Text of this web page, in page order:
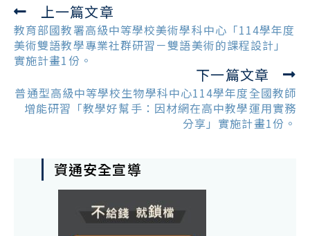
Read
more
articles
上一篇文章
教育部國教署高級中等學校美術學科中心「114學年度
美術雙語教學專業社群研習－雙語美術的課程設計」
實施計畫1份。
下一篇文章
普通型高級中等學校生物學科中心114學年度全國教師
增能研習「教學好幫手：因材網在高中教學運用實務
分享」實施計畫1份。
資通安全宣導